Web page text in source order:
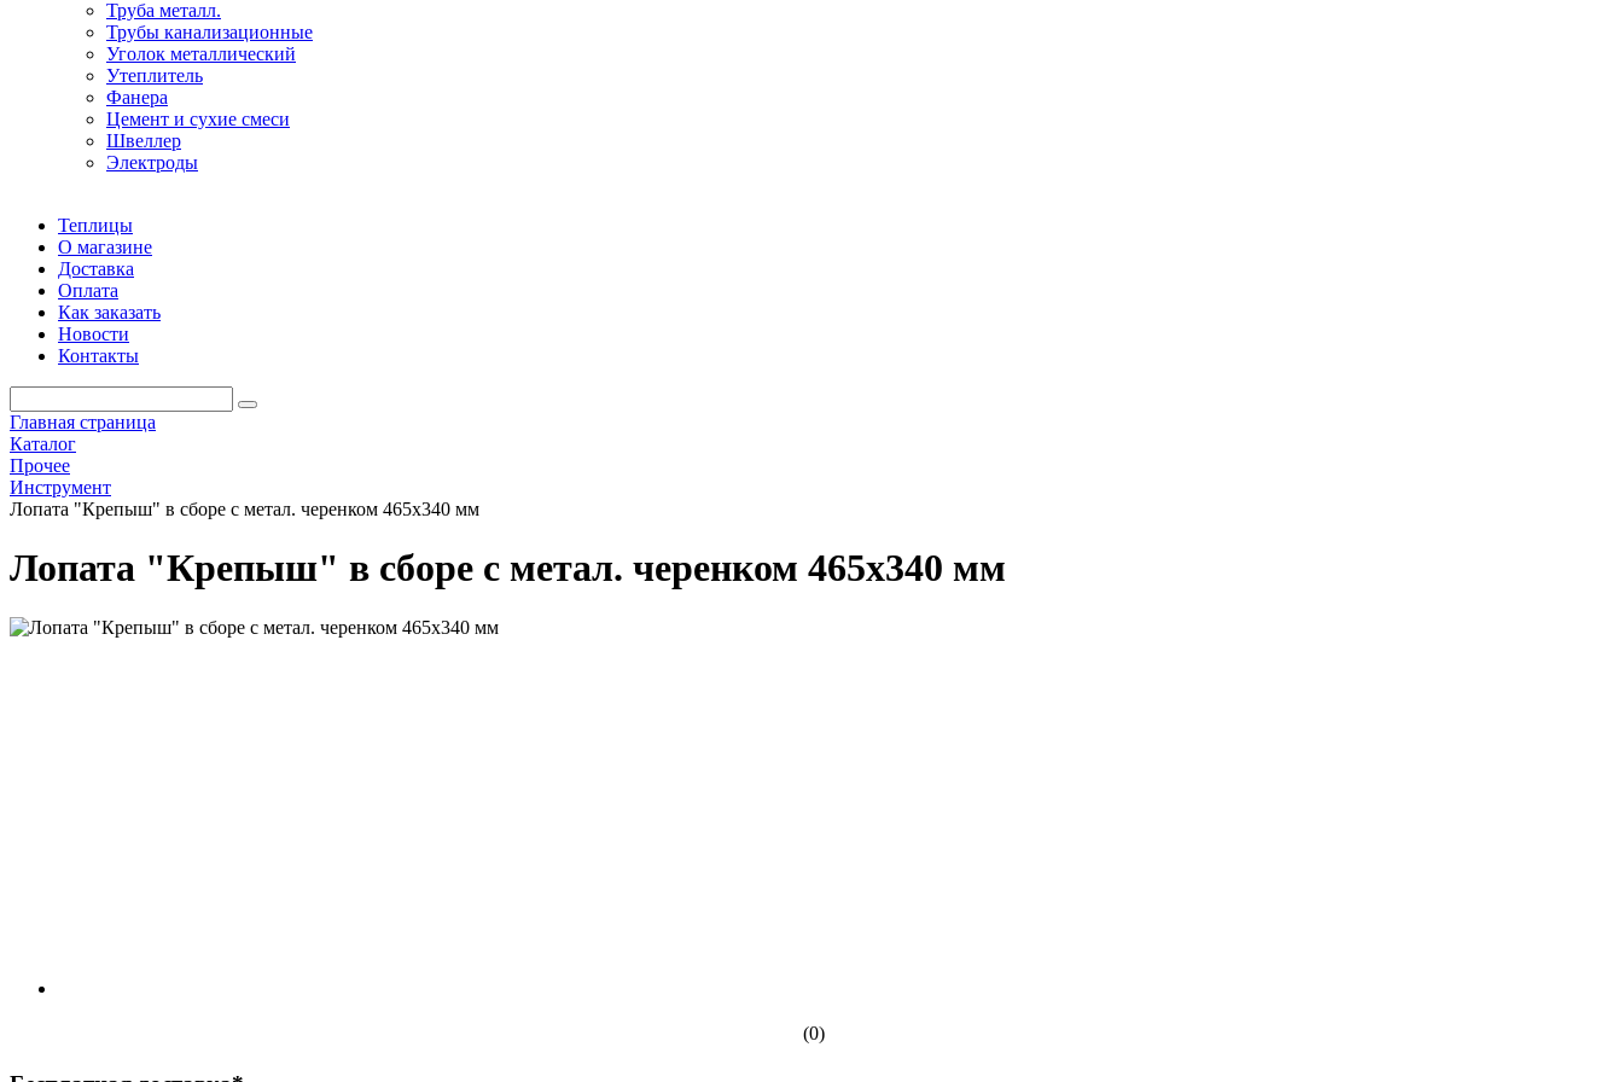
Труба металл.
Трубы канализационные
Уголок металлический
Утеплитель
Фанера
Цемент и сухие смеси
Швеллер
Электроды
Теплицы
О магазине
Доставка
Оплата
Как заказать
Новости
Контакты
Главная страница
Каталог
Прочее
Инструмент
Лопата "Крепыш" в сборе с метал. черенком 465х340 мм
Лопата "Крепыш" в сборе с метал. черенком 465х340 мм
(0)